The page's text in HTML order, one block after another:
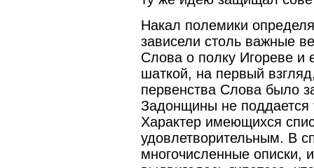
Накал полемики
зависели столь важные
Слова о полку Игореве и
шаткой, на первый
первенства Слова было
Задонщины не поддается
Характер имеющихся
удовлетворительным. В
многочисленные описки,